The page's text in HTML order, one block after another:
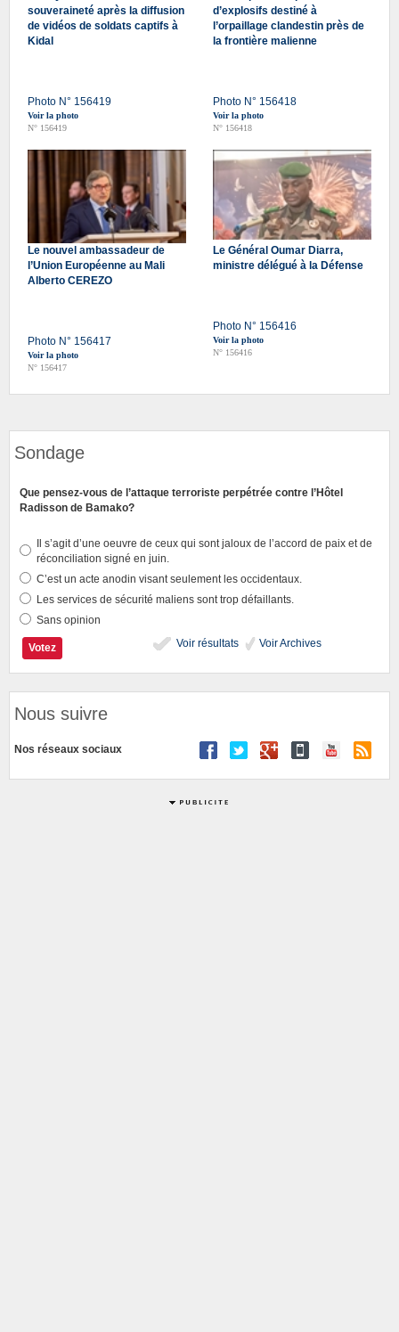
souveraineté après la diffusion
de vidéos de soldats captifs à
Kidal
Photo N° 156419
Voir la photo
N° 156419
d’explosifs destiné à
l’orpaillage clandestin près de
la frontière malienne
Photo N° 156418
Voir la photo
N° 156418
Le nouvel ambassadeur de
l’Union Européenne au Mali
Alberto CEREZO
Photo N° 156417
Voir la photo
N° 156417
Le Général Oumar Diarra,
ministre délégué à la Défense
Photo N° 156416
Voir la photo
N° 156416
Sondage
Que pensez-vous de l’attaque terroriste perpétrée contre l’Hôtel
Radisson de Bamako?
Il s’agit d’une oeuvre de ceux qui sont jaloux de l’accord de paix et de
réconciliation signé en juin.
C’est un acte anodin visant seulement les occidentaux.
Les services de sécurité maliens sont trop défaillants.
Sans opinion
Voir résultats
Voir Archives
Nous suivre
Nos réseaux sociaux